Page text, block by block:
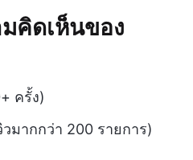
คิดเห็นของ
ครั้ง)
มากกว่า 200 รายการ)